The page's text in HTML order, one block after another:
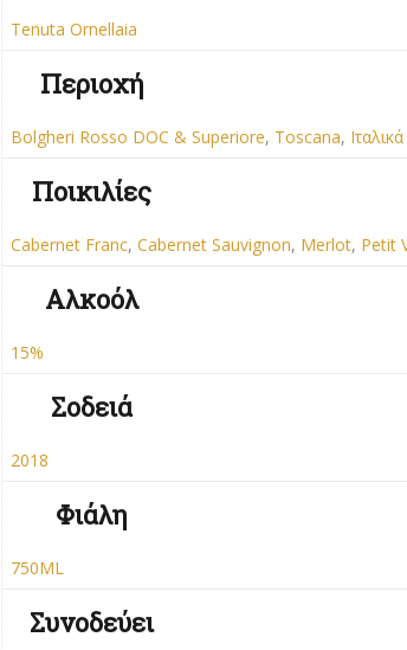
Tenuta Ornellaia
Περιοχή
Bolgheri Rosso DOC & Superiore, Toscana,
Ποικιλίες
Cabernet Franc,Cabernet Sauvignon, Merlot, Petit
Αλκοόλ
15%
Σοδειά
2018
Φιάλη
750ML
Συνοδεύει